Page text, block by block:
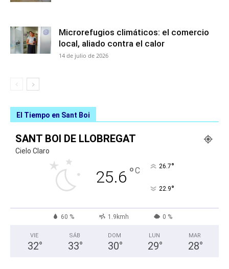
Microrefugios climáticos: el comercio
local, aliado contra el calor
14 de julio de 2026
El Tiempo en Sant Boi
SANT BOI DE LLOBREGAT
Cielo Claro
25.6 °C 26.7°
22.9°
60 % 1.9kmh 0 %
VIE
32°
SÁB
33°
DOM
30°
LUN
29°
MAR
28°